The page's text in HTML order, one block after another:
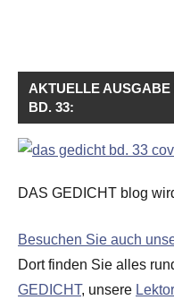
AKTUELLE
BD. 33:
DAS GEDICHT blog
Besuchen Sie auch
Dort finden Sie alles
GEDICHT, unsere